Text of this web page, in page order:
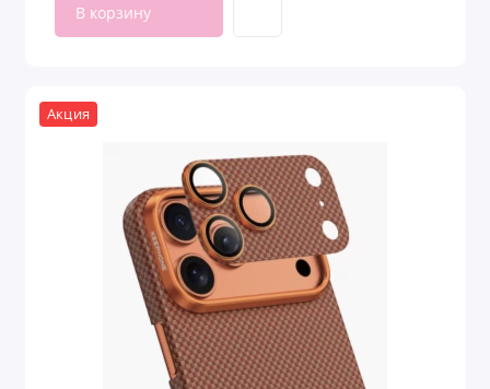
В корзину
Акция